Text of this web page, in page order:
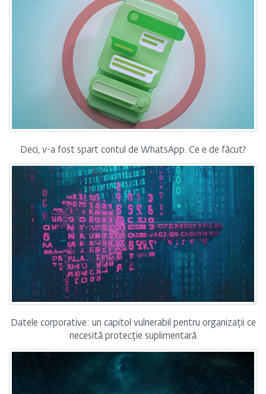
Deci, v-a fost spart contul de WhatsApp. Ce e de făcut?
Datele corporative: un capitol vulnerabil pentru organizații ce
necesită protecție suplimentară